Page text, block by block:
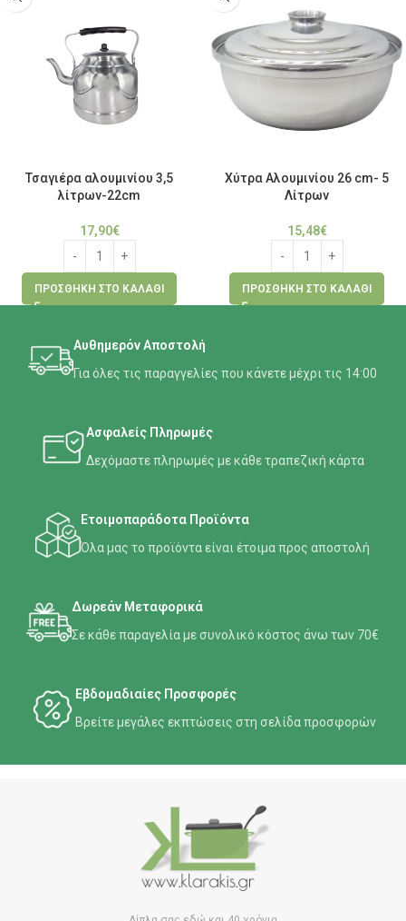
Τσαγιέρα αλουμινίου 3,5
λίτρων-22cm
17,90€
ΠΡΟΣΘΉΚΗ ΣΤΟ ΚΑΛΆΘΙ
Χύτρα Αλουμινίου 26 cm- 5
Λίτρων
15,48€
ΠΡΟΣΘΉΚΗ ΣΤΟ ΚΑΛΆΘΙ
Αυθημερόν Αποστολή
Για όλες τις παραγγελίες που κάνετε μέχρι τις 14:00
Ασφαλείς Πληρωμές
Δεχόμαστε πληρωμές με κάθε τραπεζική κάρτα
Ετοιμοπαράδοτα Προϊόντα
Όλα μας το προϊόντα είναι έτοιμα προς αποστολή
Δωρεάν Μεταφορικά
Σε κάθε παραγελία με συνολικό κόστος άνω των 70€
Εβδομαδιαίες Προσφορές
Βρείτε μεγάλες εκπτώσεις στη σελίδα προσφορών